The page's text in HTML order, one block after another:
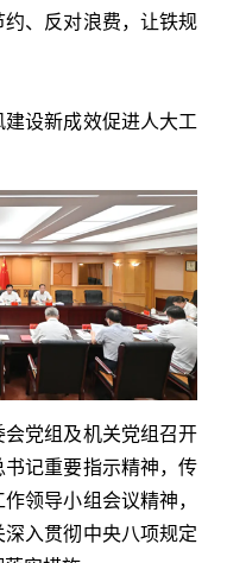
、反对浪费，让铁规
设新成效促进人大工
党组及机关党组召开
记重要指示精神，传
领导小组会议精神，
入贯彻中央八项规定